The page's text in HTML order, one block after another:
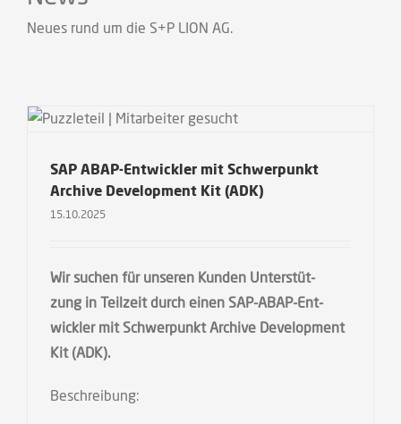
Neu­es rund um die S+P LION AG.
SAP ABAP-Entwickler mit Schwerpunkt
Archive Development Kit (ADK)
15.10.2025
Wir suchen für unse­ren Kun­den Unter­stüt­
zung in Teil­zeit durch einen SAP-ABAP-Ent­­
wick­­ler mit Schwer­punkt Archi­ve Deve­lo­p­ment
Kit (ADK).
Beschrei­bung: